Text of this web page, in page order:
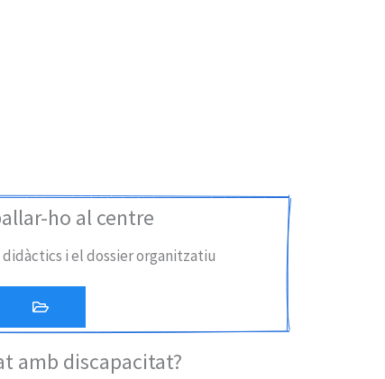
ho al centre
i el dossier organitzatiu
amb discapacitat?